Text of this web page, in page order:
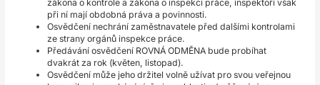
zákona o kontrole a zákona o inspekci práce, inspektoři však
při ní mají obdobná práva a povinnosti.
Osvědčení nechrání zaměstnavatele před dalšími kontrolami
ze strany orgánů inspekce práce.
Předávání osvědčení ROVNÁ ODMĚNA bude probíhat
dvakrát za rok (květen, listopad).
Osvědčení může jeho držitel volně užívat pro svou veřejnou